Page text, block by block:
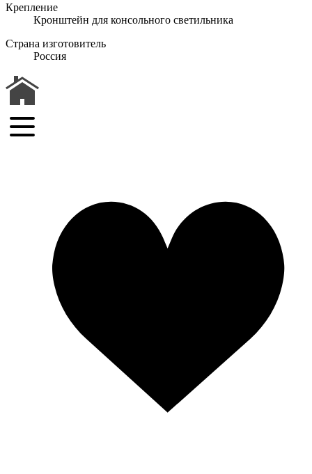
Крепление
Кронштейн для консольного светильника
Страна изготовитель
Россия